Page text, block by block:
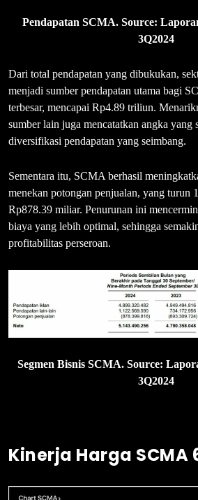
Pendapatan SCMA. Source:
3Q2024
Dari total pendapatan yang dibukukan,
menjadi sumber pendapatan utama bagi
terbesar, mencapai Rp4.89 triliun.
sumber lain juga mencatatkan angka yang
diversifikasi pendapatan yang seimbang.
Sementara itu, SCMA berhasil
menekan potongan penjualan, yang turun
Rp878.39 miliar. Penurunan ini
biaya yang lebih optimal, sehingga
profitabilitas perseroan.
Segmen Bisnis SCMA. Source:
3Q2024
Kinerja Harga SCMA